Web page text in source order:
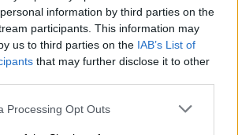
information by third parties on the
participants. This information may
us to third parties on the IAB’s List of
that may further disclose it to other
website/app uses one or more Google
Processing Opt Outs
για την ευρεία
σύγκλιση για την εκλογική
και Δεξιάς. Η
απαιτεί και ενότητα.
προοδευτικός χώρος μπορεί
και την πολιτική και